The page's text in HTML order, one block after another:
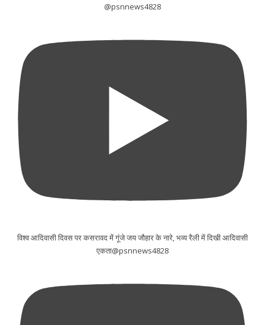
@psnnews4828
विश्व आदिवासी दिवस पर कसरावद में गूंजे जय जौहार के नारे, भव्य रैली में दिखी आदिवासी
एकता@psnnews4828